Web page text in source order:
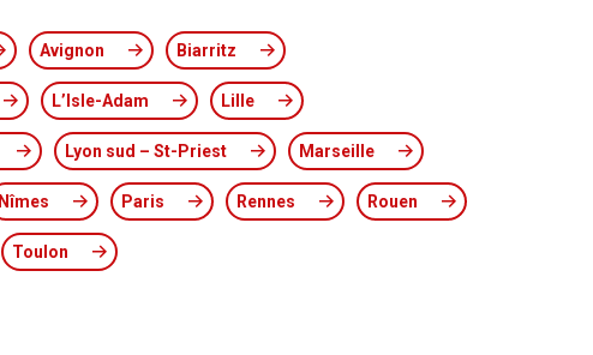
Avignon Biarritz
L’Isle-Adam Lille
Lyon sud – St-Priest Marseille
Nîmes Paris Rennes Rouen
Toulon